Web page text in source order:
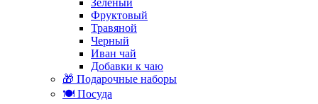
Зеленый
Фруктовый
Травяной
Черный
Иван чай
Добавки к чаю
🎁 Подарочные наборы
🍽️ Посуда